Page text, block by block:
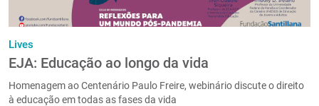
Lives
EJA: Educação ao longo da vida
Homenagem ao Centenário Paulo Freire, webinário discute o direito
à educação em todas as fases da vida